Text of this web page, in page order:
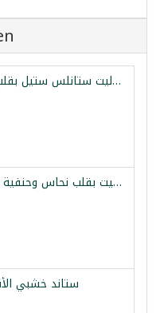
شطاف تواليت ستانلس ستيل بقلب نحاس فيستا
طقم شطاف تواليت بقلب نحاس وحنفية مزدوجة فيستا
ستاند خشبي